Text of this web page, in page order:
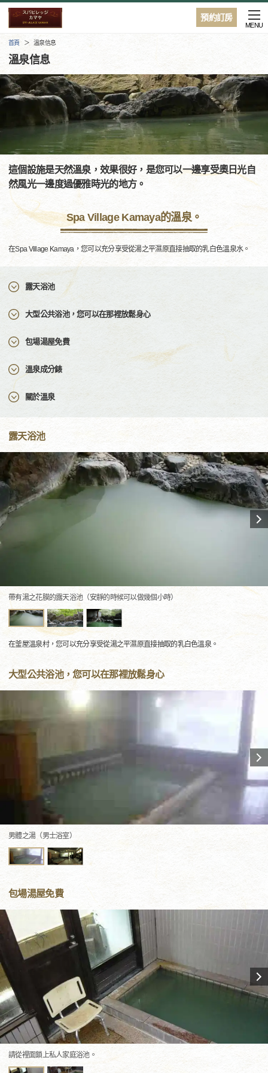
預約訂房
MENU
首頁 溫泉信息
溫泉信息
這個設施是天然溫泉，效果很好，是您可以一邊享受奧日光自
然風光一邊度過優雅時光的地方。
Spa Village Kamaya的溫泉。
在Spa Village Kamaya，您可以充分享受從湯之平濕原直接抽取的乳白色溫泉水。
露天浴池
大型公共浴池，您可以在那裡放鬆身心
包場湯屋免費
溫泉成分錶
關於溫泉
露天浴池
帶有湯之花膜的露天浴池（安靜的時候可以做幾個小時）
在釜屋溫泉村，您可以充分享受從湯之平濕原直接抽取的乳白色溫泉。
大型公共浴池，您可以在那裡放鬆身心
男體之湯（男士浴室）
包場湯屋免費
請從裡面鎖上私人家庭浴池。